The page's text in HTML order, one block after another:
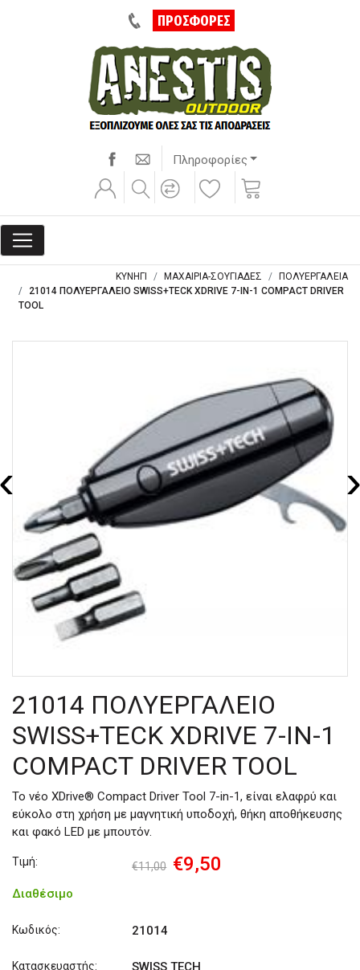
ΠΡΟΣΦΟΡΕΣ
Πληροφορίες
ΚΥΝΗΓΙ ΜΑΧΑΙΡΙΑ-ΣΟΥΓΙΑΔΕΣ
ΠΟΛΥΕΡΓΑΛΕΙΑ
21014 ΠΟΛΥΕΡΓΑΛΕΙΟ SWISS+TECK XDRIVE 7-IN-1 COMPACT DRIVER
TOOL
21014 ΠΟΛΥΕΡΓΑΛΕΙΟ
SWISS+TECK XDRIVE 7-IN-1
COMPACT DRIVER TOOL
Το νέο XDrive® Compact Driver Tool 7-in-1, είναι ελαφρύ και
εύκολο στη χρήση με μαγνητική υποδοχή, θήκη αποθήκευσης
και φακό LED με μπουτόν.
Τιμή: €11,00 €9,50
Διαθέσιμο
Κωδικός: 21014
Κατασκευαστής: SWISS TECH